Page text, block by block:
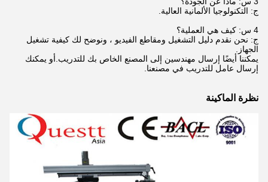
ج: التكنولوجيا الألمانية العالية.
4 س: كيف هي العملية؟
ج: نحن نقدم دليل التشغيل ومقاطع الفيديو ، ونوضح لك كيفية تشغيل
الجهاز.
يمكننا أيضًا إرسال مهندسين إلى المصنع الخاص بك للتدريب.أو يمكنك
إرسال عامل للتدريب في مصنعنا.
نظرة الماكينة